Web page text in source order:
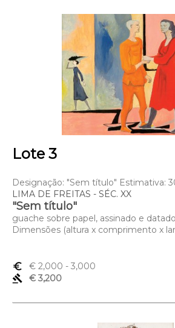
Lote 3
Designação: "Sem título" Estimativa:
LIMA DE FREITAS - SÉC. XX
"Sem título"
guache sobre papel, assinado e
Dimensões (altura x comprimento x
euro_symbol € 2,000 - 3,000
gavel
€ 3,200